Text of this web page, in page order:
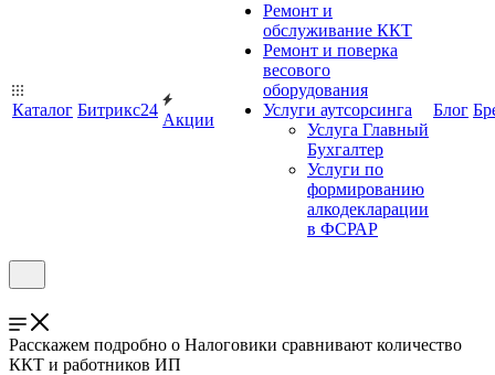
Каталог Битрикс24
Акции
Ремонт и
обслуживание ККТ
Ремонт и поверка
весового
оборудования
Услуги аутсорсинга
Услуга Главный
Бухгалтер
Услуги по
формированию
алкодекларации
в ФСРАР
Блог
Расскажем подробно о Налоговики сравнивают количество
ККТ и работников ИП